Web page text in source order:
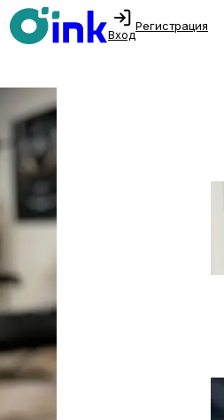
Вход
Регистрация